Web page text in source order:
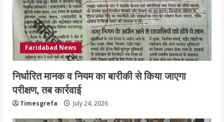
Faridabad News
निर्धारित मानक व नियम का बारीकी से किया जाएगा
परीक्षण, तब कार्रवाई
Timesgrefa July 24, 2026